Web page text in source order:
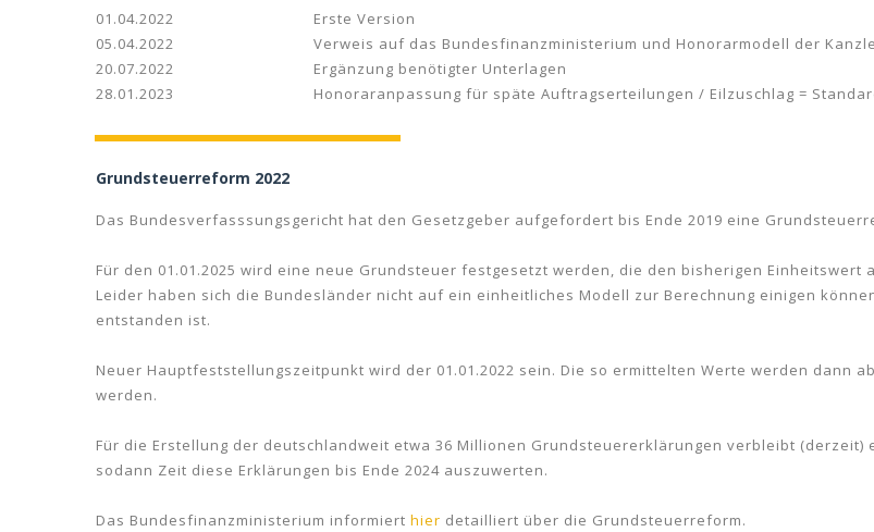
01.04.2022
Erste Version
05.04.2022
20.07.2022
28.01.2023
Verweis auf das Bundesfinanzministerium und Honorarmodell der
Ergänzung benötigter Unterlagen
Honoraranpassung für späte Auftragserteilungen / Eilzuschlag =
Grundsteuerreform 2022
Das Bundesverfasssungsgericht hat den Gesetzgeber aufgefordert bis Ende 2019 eine
Für den 01.01.2025 wird eine neue Grundsteuer festgesetzt werden, die den bisherigen Einheitswert
Leider haben sich die Bundesländer nicht auf ein einheitliches Modell zur Berechnung einigen
entstanden ist.
Neuer Hauptfeststellungszeitpunkt wird der 01.01.2022 sein. Die so ermittelten Werte werden dann
werden.
Für die Erstellung der deutschlandweit etwa 36 Millionen Grundsteuererklärungen verbleibt (derzeit)
sodann Zeit diese Erklärungen bis Ende 2024 auszuwerten.
Das Bundesfinanzministerium informiert hier detailliert über die Grundsteuerreform.